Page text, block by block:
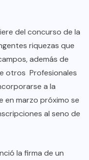
del concurso de la
riquezas que
además de
otros Profesionales
a la
en marzo próximo se
al seno de
la firma de un